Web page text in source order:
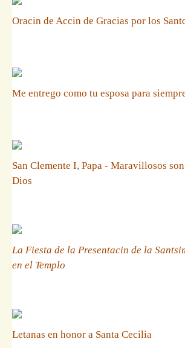
Oracin de Accin de Gracias por los
Me entrego como tu esposa para
San Clemente I, Papa - Maravillosos
Dios
La Fiesta de la Presentacin de la
en el Templo
Letanas en honor a Santa Cecilia